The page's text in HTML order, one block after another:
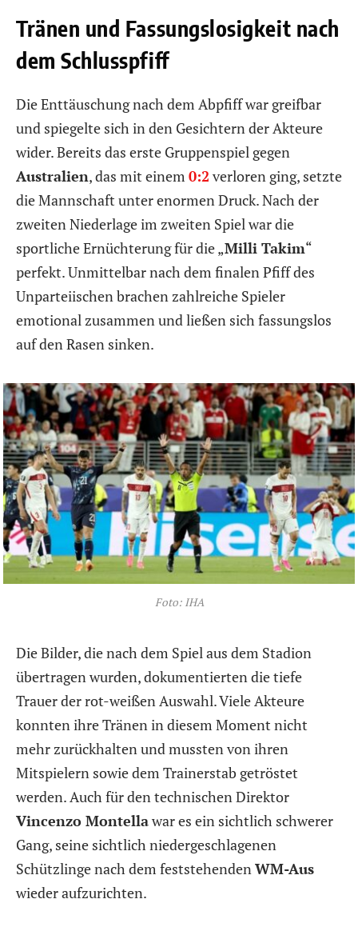
Tränen und Fassungslosigkeit nach
dem Schlusspfiff
Die Enttäuschung nach dem Abpfiff war greifbar
und spiegelte sich in den Gesichtern der Akteure
wider. Bereits das erste Gruppenspiel gegen
Australien, das mit einem 0:2 verloren ging, setzte
die Mannschaft unter enormen Druck. Nach der
zweiten Niederlage im zweiten Spiel war die
sportliche Ernüchterung für die „Milli Takim“
perfekt. Unmittelbar nach dem finalen Pfiff des
Unparteiischen brachen zahlreiche Spieler
emotional zusammen und ließen sich fassungslos
auf den Rasen sinken.
Foto: IHA
Die Bilder, die nach dem Spiel aus dem Stadion
übertragen wurden, dokumentierten die tiefe
Trauer der rot-weißen Auswahl. Viele Akteure
konnten ihre Tränen in diesem Moment nicht
mehr zurückhalten und mussten von ihren
Mitspielern sowie dem Trainerstab getröstet
werden. Auch für den technischen Direktor
Vincenzo Montellawar es ein sichtlich schwerer
Gang, seine sichtlich niedergeschlagenen
Schützlinge nach dem feststehenden WM-Aus
wieder aufzurichten.